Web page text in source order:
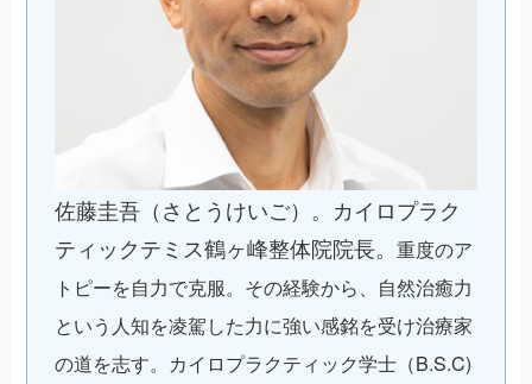
佐藤圭吾（さとうけいご）。カイロプラク
ティックテミス鶴ヶ峰整体院院長。 重度のア
トピーを自力で克服。その経験から、自然治癒力
という人知を凌駕した力に強い感銘を受け治療家
の道を志す。カイロプラクティック学士（B.S.C)